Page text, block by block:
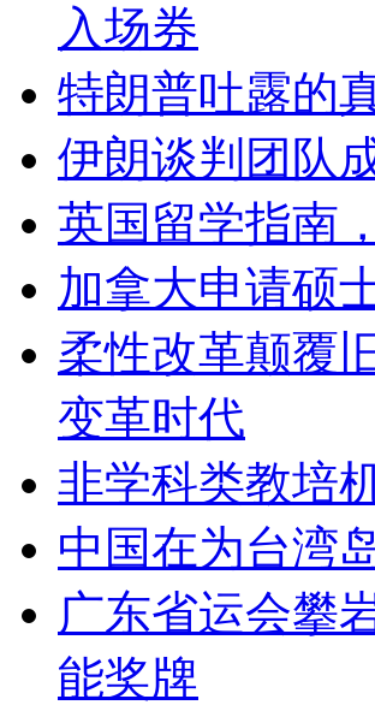
入场券
特朗普吐露的
伊朗谈判团队
英国留学指南
加拿大申请硕
柔性改革颠覆
变革时代
非学科类教培
中国在为台湾
广东省运会攀
能奖牌